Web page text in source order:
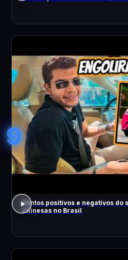
9
Pontos positivos e negativos do
chinesas no Brasil